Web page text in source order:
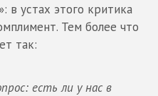
в устах этого критика
Тем более что
так:
есть ли у нас в